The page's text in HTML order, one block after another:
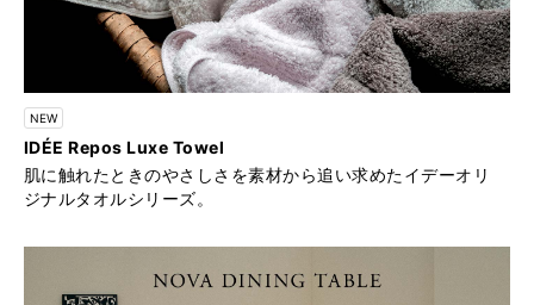
NEW
IDÉE Repos Luxe Towel
肌に触れたときのやさしさを素材から追い求めたイデーオリ
ジナルタオルシリーズ。